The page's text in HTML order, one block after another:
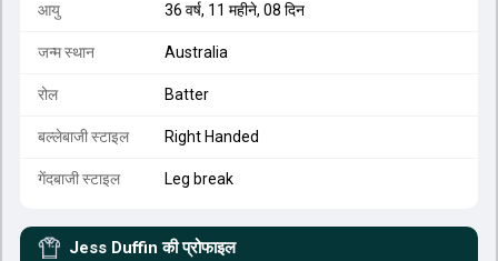
आयु 36 वर्ष, 11 महीने, 08 दिन
जन्म स्थान Australia
रोल Batter
बल्लेबाजी स्टाइल Right Handed
गेंदबाजी स्टाइल Leg break
Jess Duffin की प्रोफाइल